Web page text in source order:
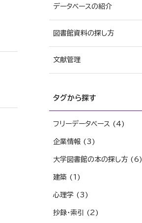
データベースの紹介
図書館資料の探し方
文献管理
タグから探す
フリーデータベース (4)
企業情報 (3)
大学図書館の本の探し方 (6)
建築 (1)
心理学 (3)
抄録・索引 (2)